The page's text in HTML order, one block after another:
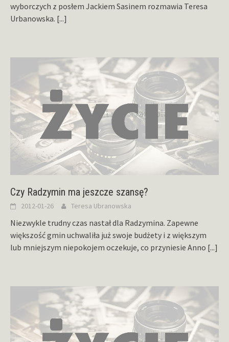
wyborczych z posłem Jackiem Sasinem rozmawia Teresa
Urbanowska. [...]
Czy Radzymin ma jeszcze szansę?
2012-01-26 Teresa Ubranowska
Niezwykle trudny czas nastał dla Radzymina. Zapewne
większość gmin uchwaliła już swoje budżety i z większym
lub mniejszym niepokojem oczekuje, co przyniesie Anno [...]